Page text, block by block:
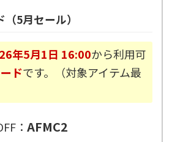
5月セール）
年5月1日 16:00から利用可
ドです。（対象アイテム最
： AFMC2